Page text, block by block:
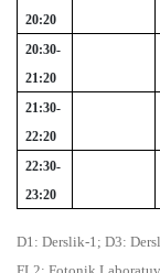
20:20
20:30-
21:20
21:30-
22:20
22:30-
23:20
D1: Derslik-1; D3: